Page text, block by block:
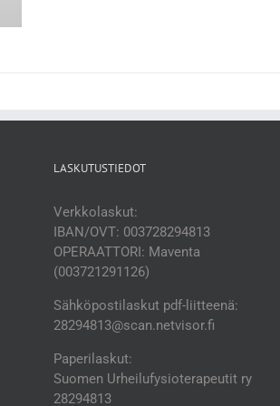
LASKUTUSTIEDOT
Verkkolaskut:
IBAN/OVT: 003728294813
OPERAATTORI: Maventa
(003721291126)
Sähköpostilaskut pdf-liitteenä:
28294813@scan.netvisor.fi
Paperilaskut:
Suomen Urheilufysioterapeutit ry
28294813